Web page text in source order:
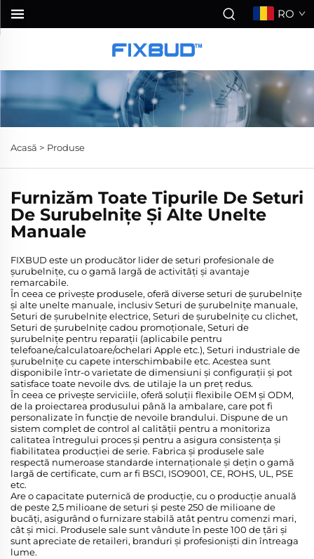
RO
Acasă > Produse
Furnizăm Toate Tipurile De Seturi
De Surubelnițe Și Alte Unelte
Manuale
FIXBUD este un producător lider de seturi profesionale de
șurubelnițe, cu o gamă largă de activități și avantaje
remarcabile.
În ceea ce privește produsele, oferă diverse seturi de șurubelnițe
și alte unelte manuale, inclusiv Seturi de șurubelnițe manuale,
Seturi de șurubelnițe electrice, Seturi de șurubelnițe cu clichet,
Seturi de șurubelnițe cadou promoționale, Seturi de
șurubelnițe pentru reparații (aplicabile pentru
telefoane/calculatoare/ochelari Apple etc.), Seturi industriale de
șurubelnițe cu capete interschimbabile etc. Acestea sunt
disponibile într-o varietate de dimensiuni și configurații și pot
satisface toate nevoile dvs. de utilaje la un preț redus.
În ceea ce privește serviciile, oferă soluții flexibile OEM și ODM,
de la proiectarea produsului până la ambalare, care pot fi
personalizate în funcție de nevoile brandului. Dispune de un
sistem complet de control al calității pentru a monitoriza
calitatea întregului proces și pentru a asigura consistența și
fiabilitatea producției de serie. Fabrica și produsele sale
respectă numeroase standarde internaționale și dețin o gamă
largă de certificate, cum ar fi BSCI, ISO9001, CE, ROHS, UL, PSE
etc.
Are o capacitate puternică de producție, cu o producție anuală
de peste 2,5 milioane de seturi și peste 250 de milioane de
bucăți, asigurând o furnizare stabilă atât pentru comenzi mari,
cât și mici. Produsele sale sunt vândute în peste 100 de țări și
sunt apreciate de retaileri, branduri și profesioniști din întreaga
lume.